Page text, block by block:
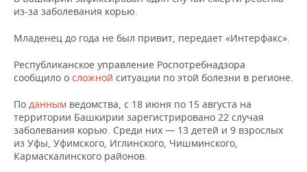
КОРОЛИ ГОСЗАКАЗА ПФО
КОМУ ПРИНАДЛЕЖАТ
ТОРГОВЫЕ ЦЕНТРЫ
ТАТАРСТАНА
ФИНАНСЫ
БЮДЖЕТ
ИНВЕСТИЦИИ
НОВОСТИ
ПРОМЫШЛЕННОСТИ
АГРОПРОМ
МАШИНОСТРОЕНИЕ
НЕФТЕХИМИЯ
НЕДВИЖИМОСТЬ
НОВОСТИ АВТО
БИЗНЕС
НОВОСТИ БИЗНЕСА
ТЕХНОЛОГИИ
из-за заболевания корью.
Младенец до года не был привит, передает «Интерфакс».
Республиканское управление Роспотребнадзора
сообщило о сложной ситуации по этой болезни в регионе.
По данным ведомства, с 18 июня по 15 августа на
территории Башкирии зарегистрировано 22 случая
заболевания корью. Среди них — 13 детей и 9 взрослых
из Уфы, Уфимского, Иглинского, Чишминского,
Кармаскалинского районов.